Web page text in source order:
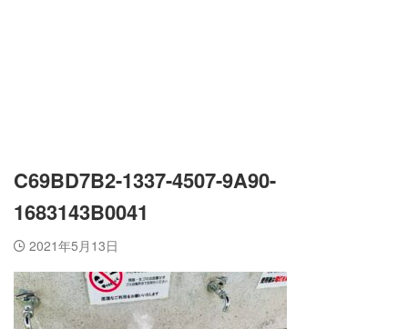
C69BD7B2-1337-4507-9A90-
1683143B0041
2021年5月13日